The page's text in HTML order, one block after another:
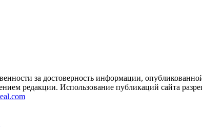
за достоверность информации,
редакции. Использование публикаций сайта